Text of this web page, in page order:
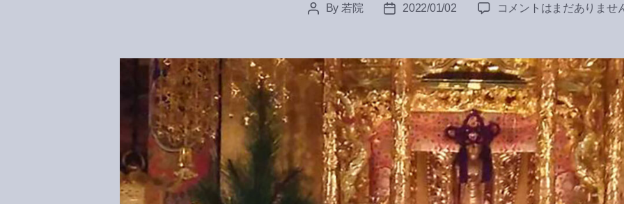
PostBy 若院
Post2022/01/02
除
元
旦
会
へ
の
コメントはまだありませ